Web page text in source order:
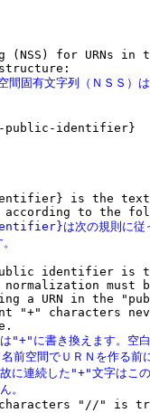
(NSS) for URNs in
固有文字列（ＮＳＳ）
identifier}
is the
は次の規則に従
identifier is
must
a URN in the
"+" characters
に書き換えます。空
空間でＵＲＮを作る前
連続した"+"文字はこ
。